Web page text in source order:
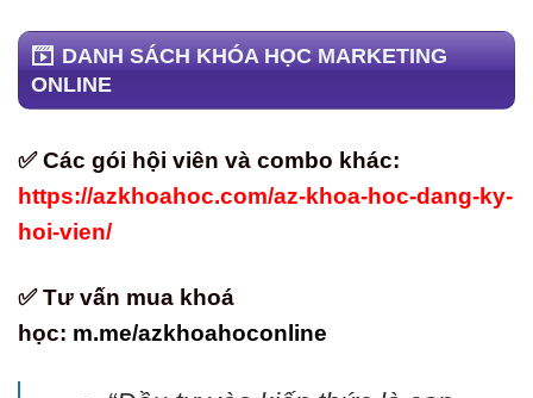
DANH SÁCH KHÓA HỌC MARKETING
ONLINE
✅ Các gói hội viên và combo khác:
https://azkhoahoc.com/az-khoa-hoc-dang-ky-
hoi-vien/
✅ Tư vấn mua khoá
học: m.me/azkhoahoconline